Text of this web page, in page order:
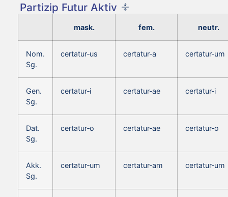
Partizip Futur Aktiv
mask. fem. neutr.
Nom.
Sg.
certatur‑us certatur‑a certatur‑um
Gen.
Sg.
certatur‑i certatur‑ae certatur‑i
Dat.
Sg.
certatur‑o certatur‑ae certatur‑o
Akk.
Sg.
certatur‑um certatur‑am certatur‑um